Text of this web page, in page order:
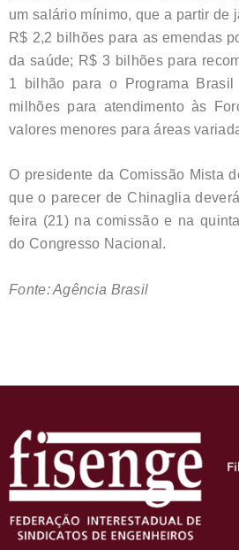
um salário mínimo, que a partir de
R$ 2,2 bilhões para as emendas
da saúde; R$ 3 bilhões para
1 bilhão para o Programa
milhões para atendimento às
valores menores para áreas
O presidente da Comissão Mista
que o parecer de Chinaglia
feira (21) na comissão e na
do Congresso Nacional.
Fonte: Agência Brasil